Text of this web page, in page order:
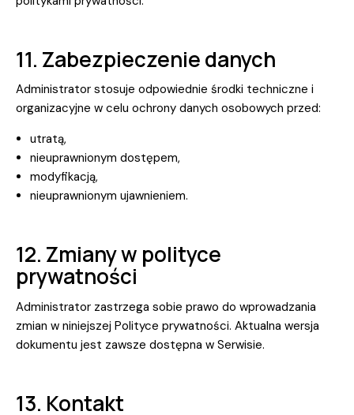
11. Zabezpieczenie danych
Administrator stosuje odpowiednie środki techniczne i
organizacyjne w celu ochrony danych osobowych przed:
utratą,
nieuprawnionym dostępem,
modyfikacją,
nieuprawnionym ujawnieniem.
12. Zmiany w polityce
prywatności
Administrator zastrzega sobie prawo do wprowadzania
zmian w niniejszej Polityce prywatności. Aktualna wersja
dokumentu jest zawsze dostępna w Serwisie.
13. Kontakt